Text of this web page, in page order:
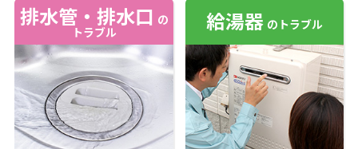
排水管・排水口 の
トラブル
給湯器 のトラブル